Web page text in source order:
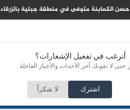
أترغب في تفعيل الإشعارات؟
حتى لا تفوتك آخر الأحداث والأخبار العاجلة
اشترك لا شكراً
اتفاقية الدفاع المشترك مع تركيا وباكستان
منوعات ثقافة مجلس الأمة